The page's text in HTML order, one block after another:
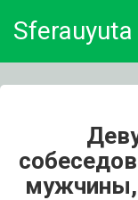
Sferauyuta
мужчины,